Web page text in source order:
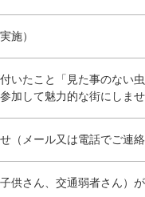
施）
いたこと「見た事のない
加して魅力的な街にしませ
（メール又は電話でご連絡
供さん、交通弱者さん）